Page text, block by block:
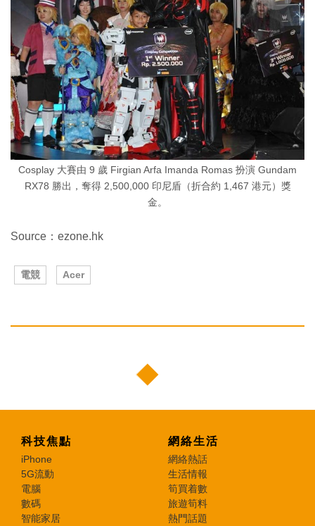
Cosplay 大賽由 9 歲 Firgian Arfa Imanda Romas 扮演 Gundam
RX78 勝出，奪得 2,500,000 印尼盾（折合約 1,467 港元）獎
金。
Source：ezone.hk
電競 Acer
科技焦點
iPhone
5G流動
電腦
數碼
智能家居
網絡生活
網絡熱話
生活情報
筍買着數
旅遊筍料
熱門話題